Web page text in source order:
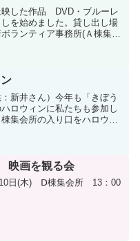
やり甲...
映した作品 DVD・ブルーレ
を始めました。貸し出し場
ランティア事務所(Ａ棟集会
：新井さん）今年も「きぼう
ロウィンに私たちも参加し
集会所の入り口をハロウィ
きゃいたづら...
映画を観る会
10日(木) Ⅾ棟集会所 13：00